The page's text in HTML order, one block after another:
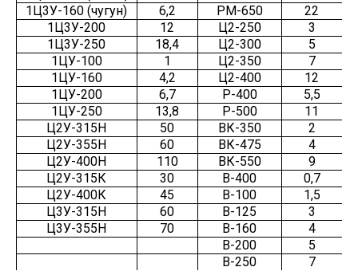
1Ц3У-160 (чугун)
6,2 РМ-650
22
1Ц3У-200
12 Ц2-250
3
1Ц3У-250
18,4 Ц2-300
5
1ЦУ-100
1 Ц2-350
7
1ЦУ-160
4,2 Ц2-400
12
1ЦУ-200
6,7 Р-400
5,5
1ЦУ-250
13,8 Р-500
11
Ц2У-315Н
50 ВК-350
2
Ц2У-355Н
60 ВК-475
4
Ц2У-400Н
110 ВК-550
9
Ц2У-315К
30 В-400
0,7
Ц2У-400К
45 В-100
1,5
Ц3У-315Н
60 В-125
3
Ц3У-355Н
70 В-160
4
В-200
5
В-250
7